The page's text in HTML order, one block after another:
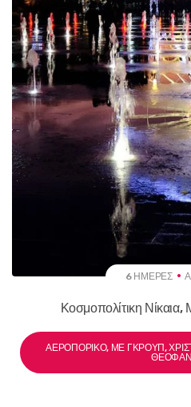
6 ΗΜΈΡΕΣ
Κοσμοπολίτικη
ΑΕΡΟΠΟΡΙΚΌ, ΜΕ ΓΚΡΟΥΠ,